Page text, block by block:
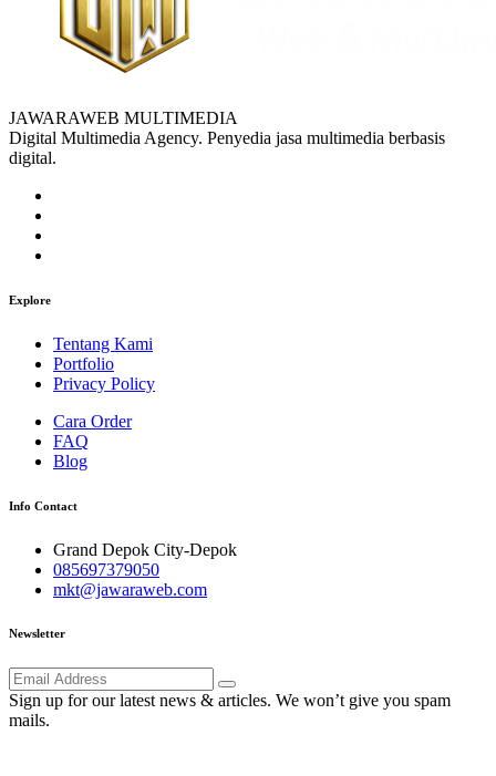
JAWARAWEB MULTIMEDIA
Digital Multimedia Agency. Penyedia jasa multimedia berbasis
digital.
Explore
Tentang Kami
Portfolio
Privacy Policy
Cara Order
FAQ
Blog
Info Contact
Grand Depok City-Depok
085697379050
mkt@jawaraweb.com
Newsletter
Sign up for our latest news & articles. We won’t give you spam
mails.